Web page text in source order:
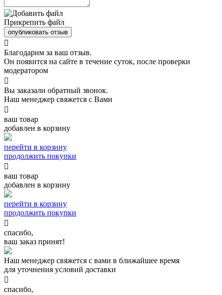
Прикрепить файл
опубликовать отзыв

Благодарим за ваш отзыв.
Он появится на сайте в течение суток, после проверки
модератором

Вы заказали обратный звонок.
Наш менеджер свяжется с Вами

ваш товар
добавлен в корзину
перейти в корзину
продолжить покупки

ваш товар
добавлен в корзину
перейти в корзину
продолжить покупки

спасибо,
ваш заказ принят!
Наш менеджер свяжется с вами в ближайшее время
для уточнения условий доставки

спасибо,